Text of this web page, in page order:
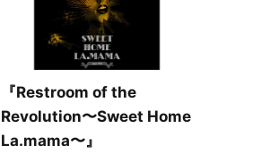
『Restroom of the
Revolution〜Sweet Home
La.mama〜』